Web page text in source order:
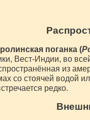
поганка (
Вест-Индии, во
из
со стоячей водой
редко.